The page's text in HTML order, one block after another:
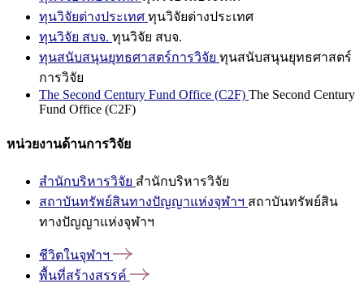
ทุนวิจัยต่างประเทศ ทุนวิจัยต่างประเทศ
ทุนวิจัย สบจ. ทุนวิจัย สบจ.
ทุนสนับสนุนยุทธศาสตร์การวิจัย ทุนสนับสนุนยุทธศาสตร์
การวิจัย
The Second Century Fund Office (C2F) The Second Century
Fund Office (C2F)
หน่วยงานด้านการวิจัย
สำนักบริหารวิจัย สำนักบริหารวิจัย
สถาบันทรัพย์สินทางปัญญาแห่งจุฬาฯ สถาบันทรัพย์สิน
ทางปัญญาแห่งจุฬาฯ
ชีวิตในจุฬาฯ
พื้นที่สร้างสรรค์